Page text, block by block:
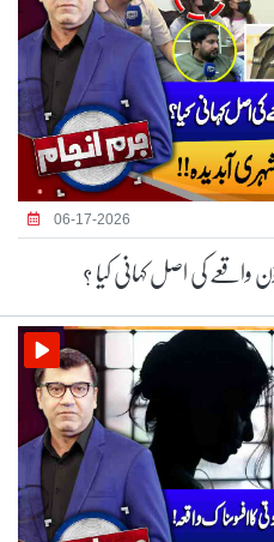
06-17-2026
واقعے کی اصل کہانی کیا ؟